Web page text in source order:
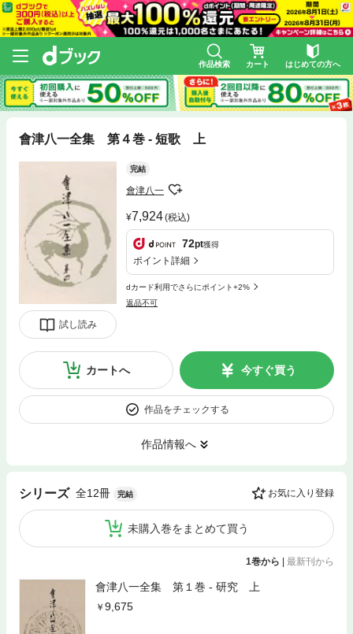
作品検索 カート はじめての方へ
會津八一全集 第４巻 - 短歌 上
試し読み
完結
會津八一
7,924(税込)
72pt獲得
ポイント詳細
dカード利用でさらにポイント+2%
返品不可
カートへ 今すぐ買う
作品をチェックする
作品情報へ
シリーズ 全12冊 完結 お気に入り登録
未購入巻をまとめて買う
1巻から 最新刊から
會津八一全集 第１巻 - 研究 上
9,675